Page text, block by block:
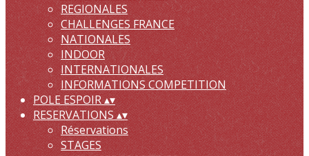
REGIONALES
CHALLENGES FRANCE
NATIONALES
INDOOR
INTERNATIONALES
INFORMATIONS COMPETITION
POLE ESPOIR▴▾
RESERVATIONS▴▾
Réservations
STAGES